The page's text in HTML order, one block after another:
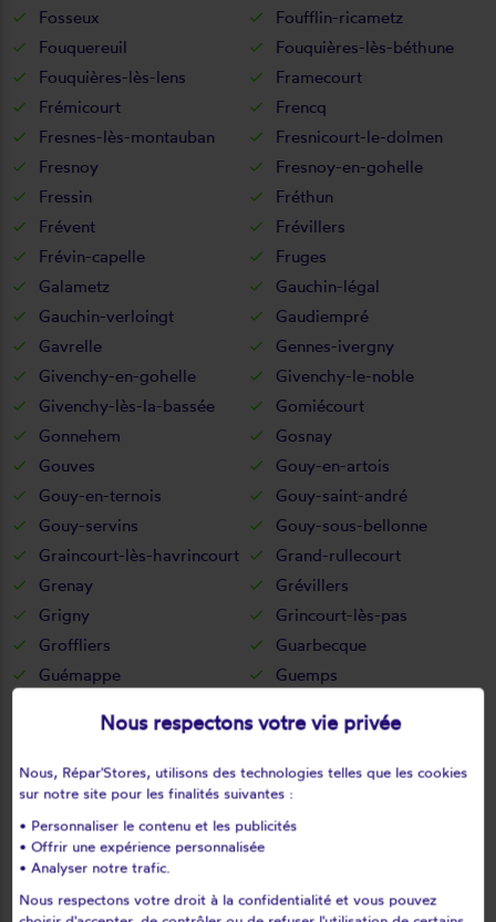
Fosseux
Foufflin-ricametz
Fouquereuil
Fouquières-lès-béthune
Fouquières-lès-lens
Framecourt
Frémicourt
Frencq
Fresnes-lès-montauban
Fresnicourt-le-dolmen
Fresnoy
Fresnoy-en-gohelle
Fressin
Fréthun
Frévent
Frévillers
Frévin-capelle
Fruges
Galametz
Gauchin-légal
Gauchin-verloingt
Gaudiempré
Gavrelle
Gennes-ivergny
Givenchy-en-gohelle
Givenchy-le-noble
Givenchy-lès-la-bassée
Gomiécourt
Gonnehem
Gosnay
Gouves
Gouy-en-artois
Gouy-en-ternois
Gouy-saint-andré
Gouy-servins
Gouy-sous-bellonne
Graincourt-lès-havrincourt
Grand-rullecourt
Grenay
Grévillers
Grigny
Grincourt-lès-pas
Groffliers
Guarbecque
Guémappe
Guemps
Guisy
Habarcq
Haillicourt
Haisnes
Halinghen
Hallines
Ham-en-artois
Hamblain-les-prés
Hames-boucres
Haplincourt
Haravesnes
Nous respectons votre vie privée
Nous, Répar'Stores, utilisons des technologies telles que les cookies
sur notre site pour les finalités suivantes :
• Personnaliser le contenu et les publicités
• Offrir une expérience personnalisée
• Analyser notre trafic.
Nous respectons votre droit à la confidentialité et vous pouvez